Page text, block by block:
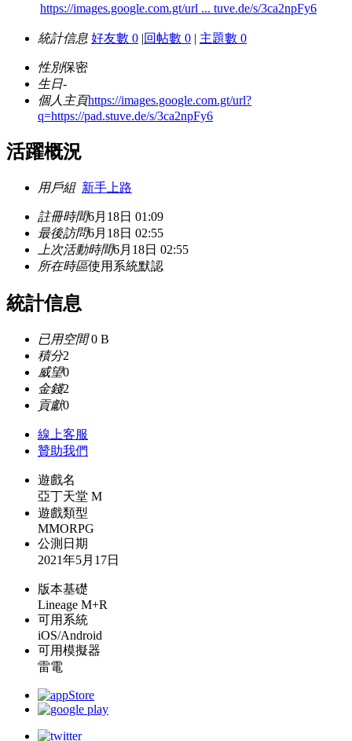
https://images.google.com.gt/url ... tuve.de/s/3ca2npFy6
統計信息 好友數 0 |回帖數 0 | 主題數 0
性別保密
生日-
個人主頁https://images.google.com.gt/url?
q=https://pad.stuve.de/s/3ca2npFy6
活躍概況
用戶組 新手上路
註冊時間6月18日 01:09
最後訪問6月18日 02:55
上次活動時間6月18日 02:55
所在時區使用系統默認
統計信息
已用空間0 B
積分2
威望0
金錢2
貢獻0
線上客服
贊助我們
遊戲名
亞丁天堂 M
遊戲類型
MMORPG
公測日期
2021年5月17日
版本基礎
Lineage M+R
可用系統
iOS/Android
可用模擬器
雷電